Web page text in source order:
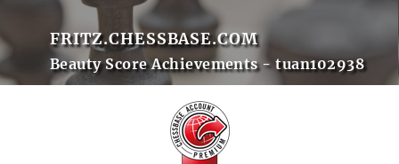
FRITZ.CHESSBASE.COM
Beauty Score Achievements - tuan102938